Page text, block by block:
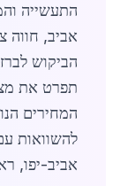
התעשייה
אביב, חווה
הביקוש
תפרט את
המחירים
להשוואות
אביב-יפו,